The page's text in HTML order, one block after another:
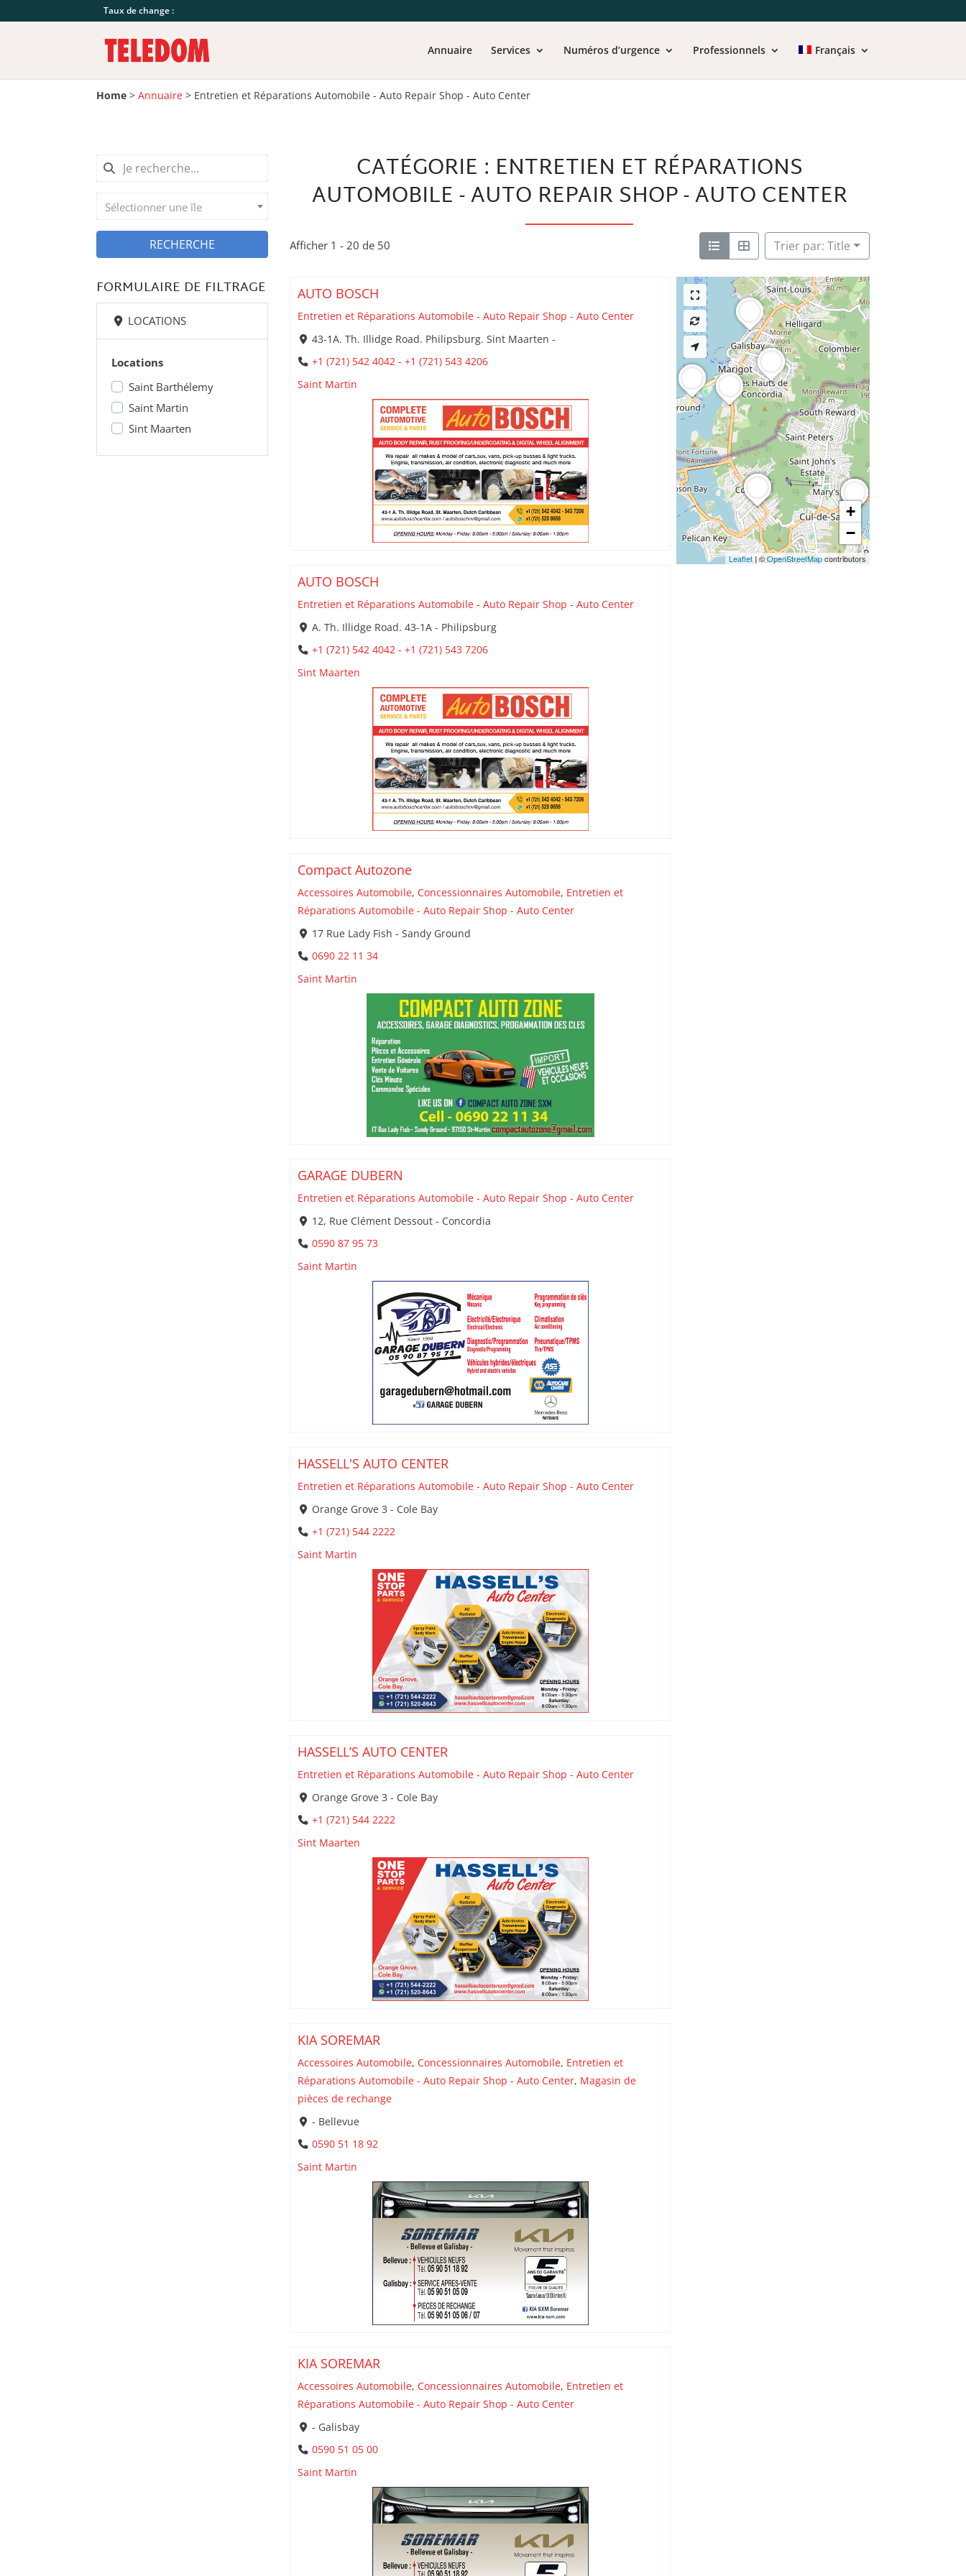
Taux de change :
Annuaire Services Numéros d’urgence Professionnels Français
Home >Annuaire > Entretien et Réparations Automobile - Auto Repair Shop - Auto Center
CATÉGORIE : ENTRETIEN ET RÉPARATIONS
AUTOMOBILE - AUTO REPAIR SHOP - AUTO CENTER
Afficher 1 - 20 de 50 Trier par: Title
AUTO BOSCH
Entretien et Réparations Automobile - Auto Repair Shop - Auto Center
43-1A. Th. Illidge Road. Philipsburg. Sint Maarten -
+1 (721) 542 4042 - +1 (721) 543 4206
Saint Martin
AUTO BOSCH
Entretien et Réparations Automobile - Auto Repair Shop - Auto Center
A. Th. Illidge Road. 43-1A - Philipsburg
+1 (721) 542 4042 - +1 (721) 543 7206
Sint Maarten
Compact Autozone
Accessoires Automobile, Concessionnaires Automobile, Entretien et
Réparations Automobile - Auto Repair Shop - Auto Center
17 Rue Lady Fish - Sandy Ground
0690 22 11 34
Saint Martin
GARAGE DUBERN
Entretien et Réparations Automobile - Auto Repair Shop - Auto Center
12, Rue Clément Dessout - Concordia
0590 87 95 73
Saint Martin
HASSELL'S AUTO CENTER
Entretien et Réparations Automobile - Auto Repair Shop - Auto Center
Orange Grove 3 - Cole Bay
+1 (721) 544 2222
Saint Martin
HASSELL’S AUTO CENTER
Entretien et Réparations Automobile - Auto Repair Shop - Auto Center
Orange Grove 3 - Cole Bay
+1 (721) 544 2222
Sint Maarten
KIA SOREMAR
Accessoires Automobile, Concessionnaires Automobile, Entretien et
Réparations Automobile - Auto Repair Shop - Auto Center, Magasin de
pièces de rechange
- Bellevue
0590 51 18 92
Saint Martin
KIA SOREMAR
Accessoires Automobile, Concessionnaires Automobile, Entretien et
Réparations Automobile - Auto Repair Shop - Auto Center
- Galisbay
0590 51 05 00
Saint Martin
+
−
Leaflet| ©OpenStreetMapcontributors
Sélectionner une île
RECHERCHE
FORMULAIRE DE FILTRAGE
LOCATIONS
Locations
Saint Barthélemy
Saint Martin
Sint Maarten